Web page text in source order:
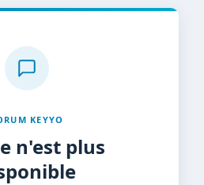
KEYYO
n'est plus